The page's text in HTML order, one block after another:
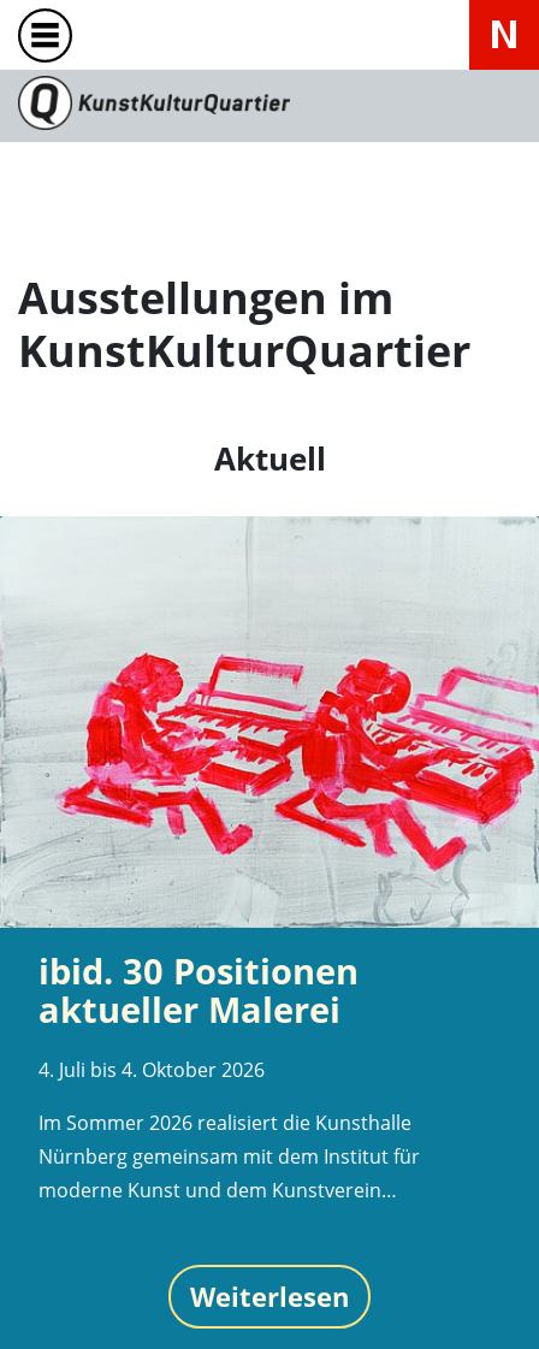
Ausstellungen im
KunstKulturQuartier
Aktuell
ibid. 30 Positionen
aktueller Malerei
4. Juli bis 4. Oktober 2026
Im Sommer 2026 realisiert die Kunsthalle
Nürnberg gemeinsam mit dem Institut für
moderne Kunst und dem Kunstverein…
Weiterlesen